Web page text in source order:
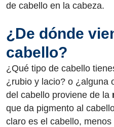
de cabello en la cabeza.
¿De dónde
cabello?
¿Qué tipo de cabello
¿rubio y lacio? o ¿alguna
del cabello proviene de la
que da pigmento al
claro es el cabello,